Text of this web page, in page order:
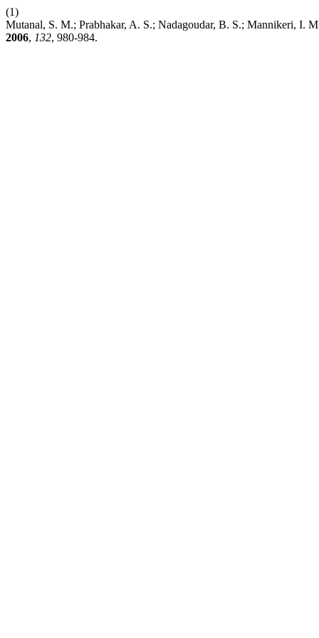
(1)
Mutanal, S. M.; Prabhakar, A. S.; Nadagoudar, B. S.; Mannikeri, I.
2006, 132, 980-984.